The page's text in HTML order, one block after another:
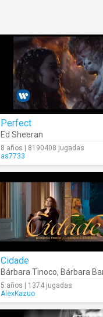
Perfect
Ed Sheeran
8 años | 8190408 jugadas
as7733
Cidade
Bárbara Tinoco, Bárbara
5 años | 1374 jugadas
AlexKazuo